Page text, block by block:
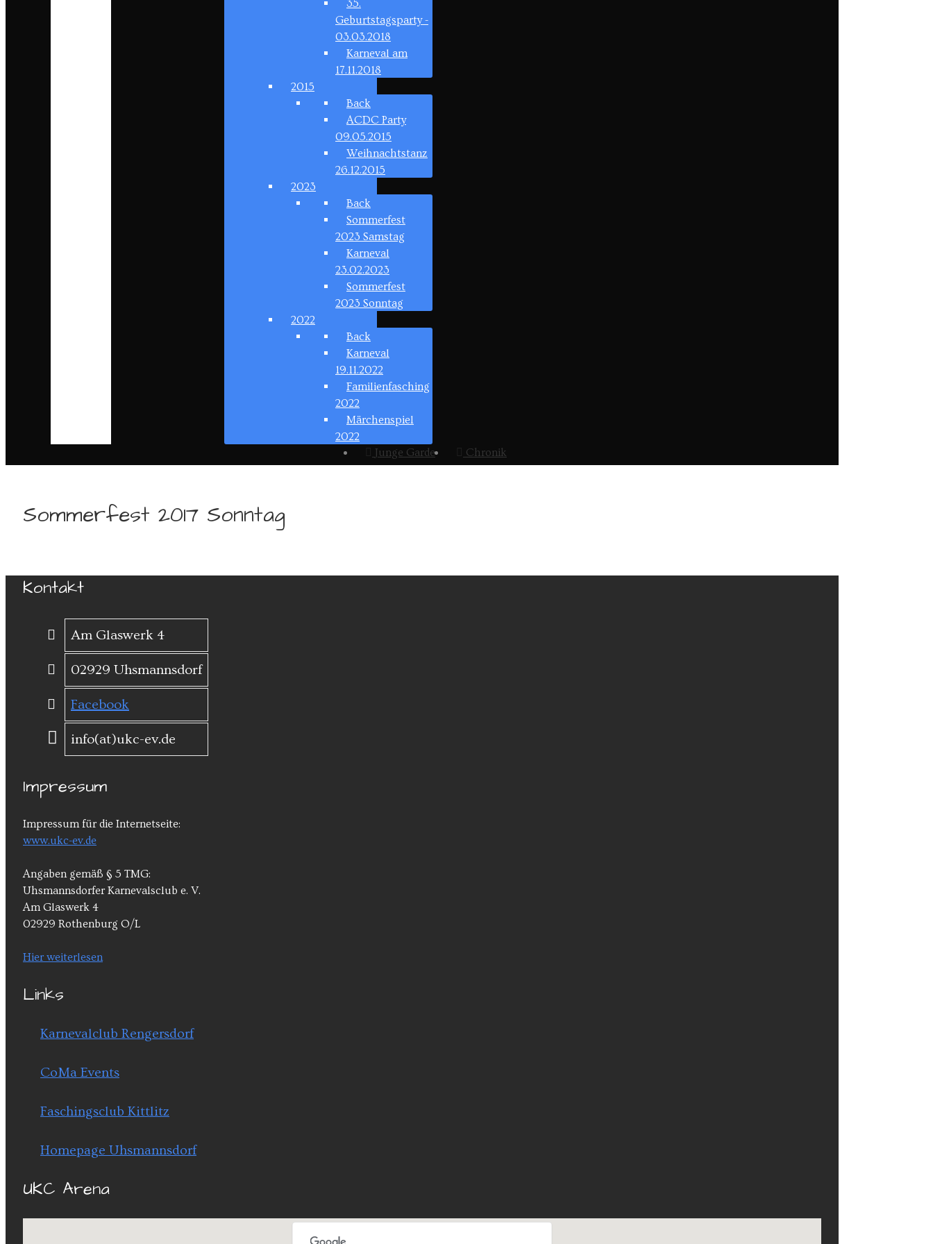
35.
Geburtstagsparty -
03.03.2018
Karneval am
17.11.2018
2015
Back
ACDC Party
09.05.2015
Weihnachtstanz
26.12.2015
2023
Back
Sommerfest
2023 Samstag
Karneval
23.02.2023
Sommerfest
2023 Sonntag
2022
Back
Karneval
19.11.2022
Familienfasching
2022
Märchenspiel
2022
Junge Garde
Chronik
Sommerfest 2017 Sonntag
Kontakt
Am Glaswerk 4
02929 Uhsmannsdorf
Facebook
info(at)ukc-ev.de
Impressum
Impressum für die Internetseite:
www.ukc-ev.de
Angaben gemäß § 5 TMG:
Uhsmannsdorfer Karnevalsclub e. V.
Am Glaswerk 4
02929 Rothenburg O/L
Hier weiterlesen
Links
Karnevalclub Rengersdorf
CoMa Events
Faschingsclub Kittlitz
Homepage Uhsmannsdorf
UKC Arena